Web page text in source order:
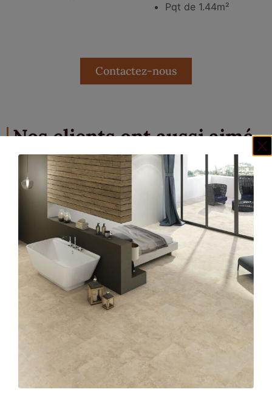
Pqt de 1.44m²
Contactez-nous
Nos clients ont aussi aimé...